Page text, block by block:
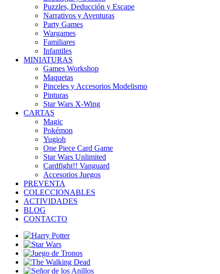
Puzzles, Deducción y Escape
Narrativos y Aventuras
Party Games
Wargames
Familiares
Infantiles
MINIATURAS
Games Workshop
Maquetas
Pinceles y Accesorios Modelismo
Pinturas
Star Wars X-Wing
CARTAS
Magic
Pokémon
Yugioh
One Piece Card Game
Star Wars Unlimited
Cardfight!! Vanguard
Accesorios Juegos
PREVENTA
COLECCIONABLES
ACTIVIDADES
BLOG
CONTACTO